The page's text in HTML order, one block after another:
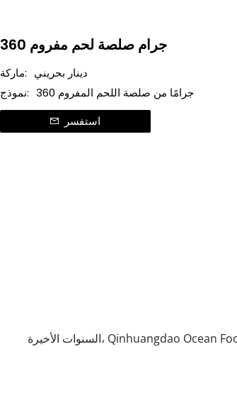
360 جرام صلصة لحم مفروم
ماركة: دينار بحريني
نموذج:
360 جرامًا من صلصة اللحم المفروم
استفسر